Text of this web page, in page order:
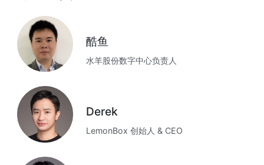
酷鱼
水羊股份数字中心负责人
Derek
LemonBox 创始人 & CEO